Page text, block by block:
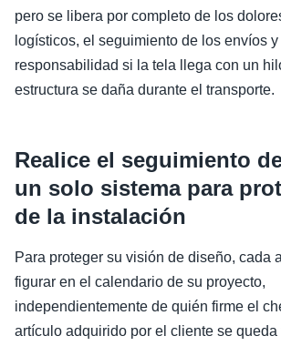
pero se libera por completo de los
logísticos, el seguimiento de los envíos y
responsabilidad si la tela llega con un
estructura se daña durante el transporte.
Realice el seguimiento
un solo sistema para
de la instalación
Para proteger su visión de diseño, cada
figurar en el calendario de su proyecto,
independientemente de quién firme el
artículo adquirido por el cliente se queda